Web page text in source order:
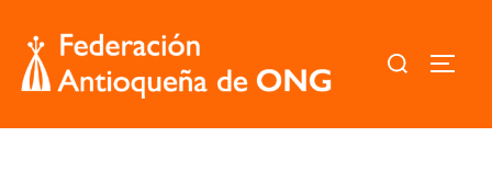
contenido
Buscar: